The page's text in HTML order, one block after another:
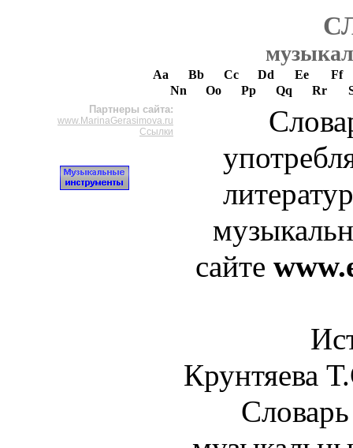
Aa Bb Cc Dd Ee
Ff
Nn
Oo Pp Qq Rr
Партнеры сайта:
www.MarinaGerasimova.ru
Ссылки
сайте
Крунтяева